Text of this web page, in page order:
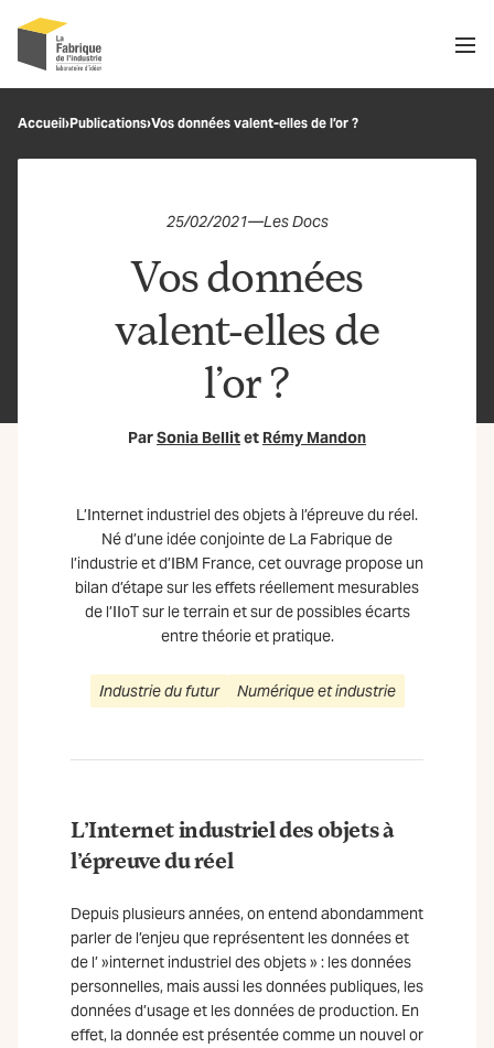
Recherche
Accueil›Publications›Vos données valent-elles de l’or ?
25/02/2021—Les Docs
Vos données
valent-elles de
l’or ?
ParSonia Bellitet Rémy Mandon
L’Internet industriel des objets à l’épreuve du réel.
Né d’une idée conjointe de La Fabrique de
l’industrie et d’IBM France, cet ouvrage propose un
bilan d’étape sur les effets réellement mesurables
de l’IIoT sur le terrain et sur de possibles écarts
entre théorie et pratique.
Industrie du futur Numérique et industrie
L’Internet industriel des objets à
l’épreuve du réel
Depuis plusieurs années, on entend abondamment
parler de l’enjeu que représentent les données et
de l’ »internet industriel des objets » : les données
personnelles, mais aussi les données publiques, les
données d’usage et les données de production. En
effet, la donnée est présentée comme un nouvel or